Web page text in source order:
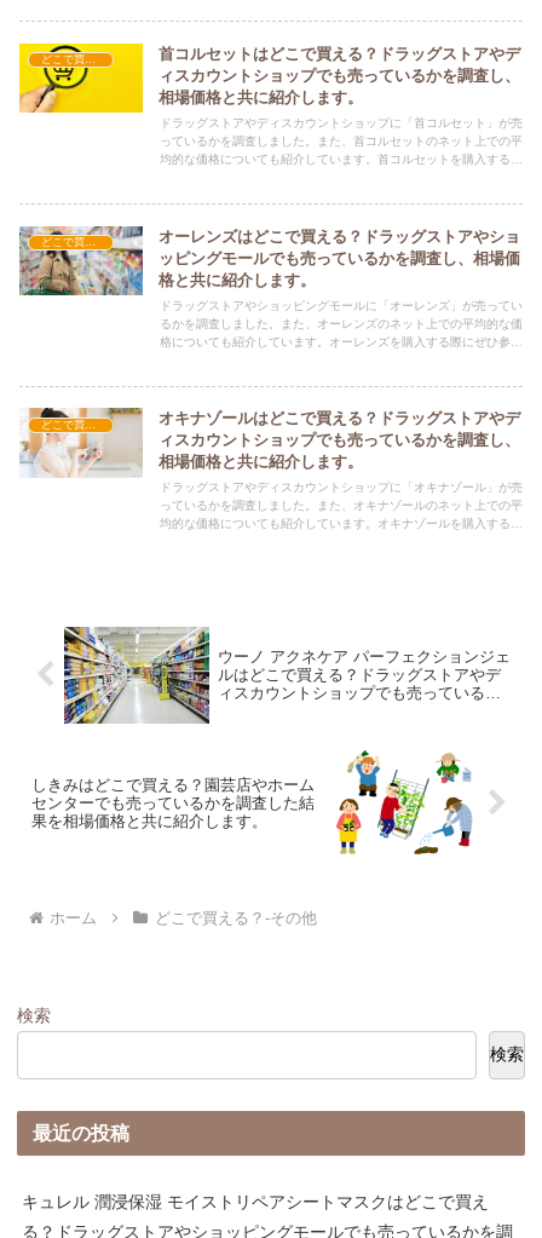
首コルセットはどこで買える？ドラッグストアやデ
ィスカウントショップでも売っているかを調査し、
相場価格と共に紹介します。
ドラッグストアやディスカウントショップに「首コルセット」が売
っているかを調査しました。また、首コルセットのネット上での平
均的な価格についても紹介しています。首コルセットを購入する際
オーレンズはどこで買える？ドラッグストアやショ
ッピングモールでも売っているかを調査し、相場価
格と共に紹介します。
ドラッグストアやショッピングモールに「オーレンズ」が売ってい
るかを調査しました。また、オーレンズのネット上での平均的な価
格についても紹介しています。オーレンズを購入する際にぜひ参考
オキナゾールはどこで買える？ドラッグストアやデ
ィスカウントショップでも売っているかを調査し、
相場価格と共に紹介します。
ドラッグストアやディスカウントショップに「オキナゾール」が売
っているかを調査しました。また、オキナゾールのネット上での平
均的な価格についても紹介しています。オキナゾールを購入する際
ウーノ アクネケア パーフェクションジェ
ルはどこで買える？ドラッグストアやデ
ィスカウントショップでも売っているか
しきみはどこで買える？園芸店やホーム
センターでも売っているかを調査した結
果を相場価格と共に紹介します。
ホーム どこで買える？-その他
検索
検索
最近の投稿
キュレル 潤浸保湿 モイストリペアシートマスクはどこで買え
る？ドラッグストアやショッピングモールでも売っているかを調